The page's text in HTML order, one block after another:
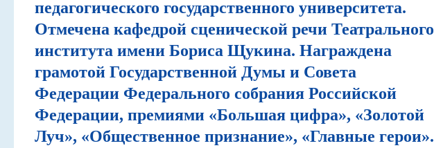
Навигатор
педагогического государственного университета.
Отмечена кафедрой сценической речи Театрального
института имени Бориса Щукина. Награждена
грамотой Государственной Думы и Совета
Федерации Федерального собрания Российской
Федерации, премиями «Большая цифра», «Золотой
Луч», «Общественное признание», «Главные герои».